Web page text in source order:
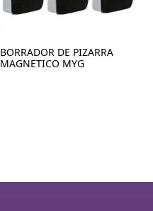
BORRADOR DE PIZARRA
MAGNETICO MYG